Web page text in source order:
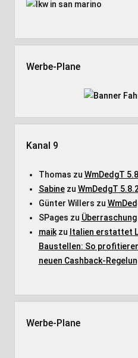
Werbe-Plane
Kanal 9
Thomas zu WmDedgT
Sabinezu WmDedgT
Günter Willers zu
SPages zu Überraschung
maikzu Italien erstattet
Baustellen: So
neuen Cashback-
Werbe-Plane